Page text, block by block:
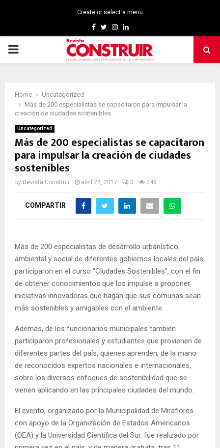
Create or select a menu
Facebook
TwitterInstagram
Linkedin
PRIMARY
Home
Uncategorized
Más de 200 especialistas se capacitaron para impulsar la
creación de ciudades sostenibles
Uncategorized
Más de 200 especialistas se capacitaron
para impulsar la creación de ciudades
sostenibles
by Revista Construir abril 24, 2017 0 249
COMPARTIR
Más de 200 especialistas de desarrollo urbanístico,
ambiental y social de diferentes gobiernos locales del país,
participaron en el curso “Ciudades Sostenibles”, con el fin
de obtener conocimientos que los impulse a proponer
iniciativas innovadoras que hagan que sus comunas sean
más sostenibles y amigables con el ambiente.
Además, de los funcionarios municipales también
participaron profesionales y estudiantes que provienen de
diferentes partes del país, quienes aprenden, de la mano
de reconocidos expertos nacionales e internacionales,
sobre los diversos enfoques de sostenibilidad que se
vienen aplicando en las principales ciudades del mundo.
El evento, organizado por la Municipalidad de Miraflores
con apoyo de la Organización de Estados Americanos
(OEA) y la Universidad Científica del Sur, fue realizado por